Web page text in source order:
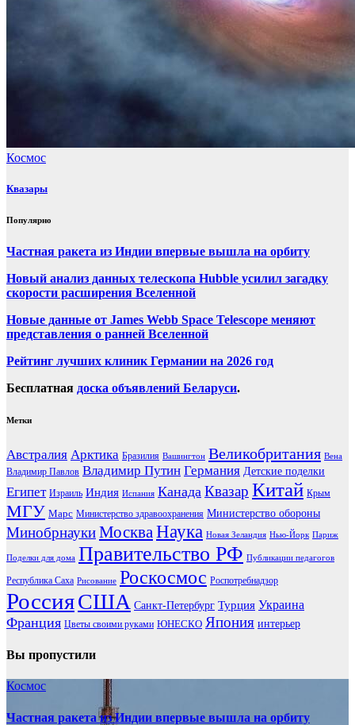
Космос
Квазары
Популярно
Частная ракета из Индии впервые вышла на орбиту
Новый анализ данных телескопа Hubble усилил загадку
скорости расширения Вселенной
Новые данные от James Webb Space Telescope меняют
представления о ранней Вселенной
Рейтинг лучших клиник Германии на 2026 год
Бесплатная доска объявлений Беларуси.
Метки
Австралия Арктика Бразилия Вашингтон Великобритания Вена
Владимир Павлов Владимир Путин Германия Детские поделки
Египет Израиль Индия Испания Канада Квазар Китай Крым
МГУ Марс Министерство здравоохранения Министерство обороны
МинобрнаукиМосква Наука Новая Зеландия Нью-Йорк Париж
Поделки для дома Правительство РФ Публикации педагогов
Республика Саха Рисование Роскосмос Роспотребнадзор
РоссияСША Санкт-Петербург Турция Украина
Франция Цветы своими руками ЮНЕСКО Япония интерьер
Вы пропустили
Космос
Частная ракета из Индии впервые вышла на орбиту